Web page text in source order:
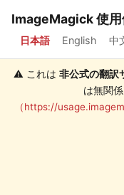
ImageMagick 使用
日本語 English 中
⚠️ これは 非公式の翻訳
は無関
（https://